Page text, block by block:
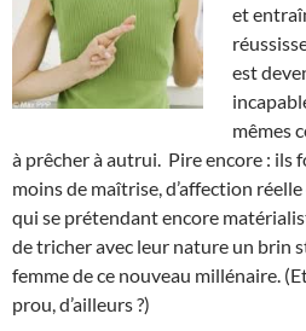
et
est
mêmes
à prêcher à autrui. Pire encore : ils
moins de maîtrise, d’affection
qui se prétendant encore
de tricher avec leur nature un brin
femme de ce nouveau millénaire.
prou, d’ailleurs ?)